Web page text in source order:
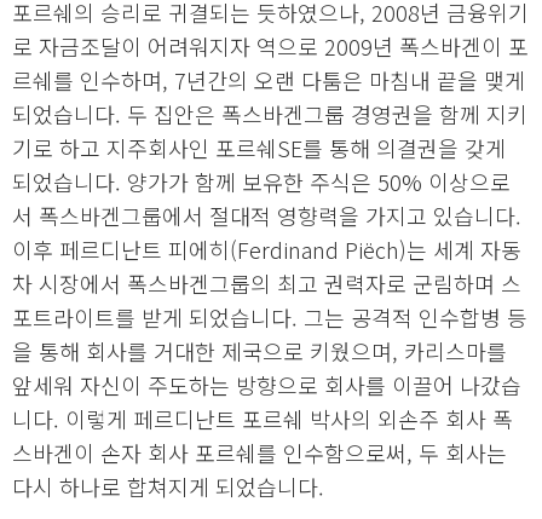
포르쉐의 승리로 귀결되는 듯하였으나, 2008년 금융위기
로 자금조달이 어려워지자 역으로 2009년 폭스바겐이 포
르쉐를 인수하며, 7년간의 오랜 다툼은 마침내 끝을 맺게
되었습니다. 두 집안은 폭스바겐그룹 경영권을 함께 지키
기로 하고 지주회사인 포르쉐SE를 통해 의결권을 갖게
되었습니다. 양가가 함께 보유한 주식은 50% 이상으로
서 폭스바겐그룹에서 절대적 영향력을 가지고 있습니다.
이후 페르디난트 피에히(Ferdinand Piëch)는 세계 자동
차 시장에서 폭스바겐그룹의 최고 권력자로 군림하며 스
포트라이트를 받게 되었습니다. 그는 공격적 인수합병 등
을 통해 회사를 거대한 제국으로 키웠으며, 카리스마를
앞세워 자신이 주도하는 방향으로 회사를 이끌어 나갔습
니다. 이렇게 페르디난트 포르쉐 박사의 외손주 회사 폭
스바겐이 손자 회사 포르쉐를 인수함으로써, 두 회사는
다시 하나로 합쳐지게 되었습니다.